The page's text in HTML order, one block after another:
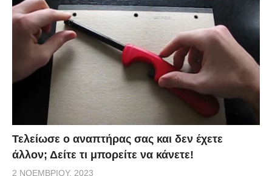
Τελείωσε ο αναπτήρας σας και δεν έχετε
άλλον; Δείτε τι μπορείτε να κάνετε!
2 ΝΟΕΜΒΡΊΟΥ, 2023